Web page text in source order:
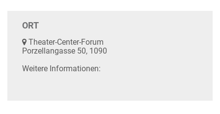
ORT
Theater-Center-Forum
Porzellangasse 50, 1090
Weitere Informationen: